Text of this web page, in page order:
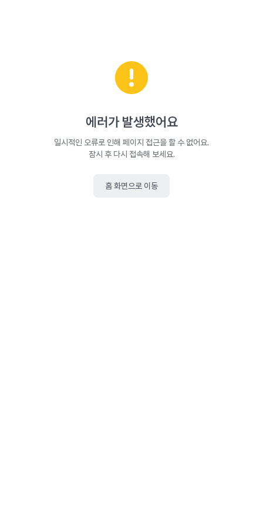
에러가 발생했어요
일시적인 오류로 인해 페이지 접근을 할 수 없어요.
잠시 후 다시 접속해 보세요.
홈 화면으로 이동